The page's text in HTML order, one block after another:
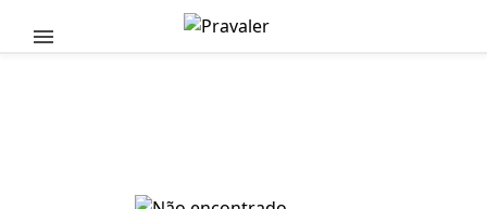
Pular para o conteúdo principal